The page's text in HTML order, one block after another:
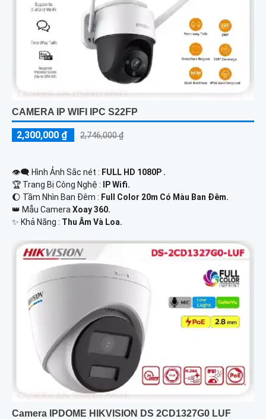
CAMERA IP WIFI IPC S22FP
2,300,000 ₫ 2,746,000 ₫
👁️‍🗨 Hình Ảnh Sắc nét : FULL HD 1080P .
🏆 Trang Bị Công Nghệ :
IP Wifi.
🌔 Tầm Nhìn Ban Đêm : Full Color 20m Có Màu Ban Đêm.
👑 Mẫu CameraXoay 360.
️✨ Khả Năng : Thu Âm Và Loa.
Camera IPDOME HIKVISION DS 2CD1327G0 LUF